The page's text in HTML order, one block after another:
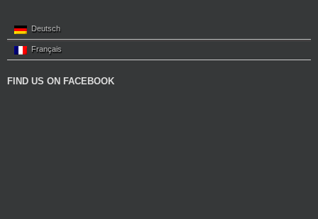
Deutsch
Français
FIND US ON FACEBOOK